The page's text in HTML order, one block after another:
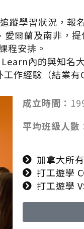
蹤學習狀況，報
爾蘭及南非，
程安排。
內的與知名
作經驗（結業有
成立時間：
平均班級人數
加拿大所
打工遊學
打工遊學